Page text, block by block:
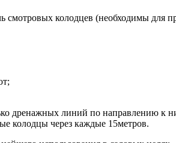
колодцев (необходимы для
дренажных линий по направлению к
колодцы через каждые 15метров.